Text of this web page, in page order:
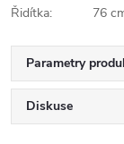
Řidítka:
76
Parametry
Diskuse